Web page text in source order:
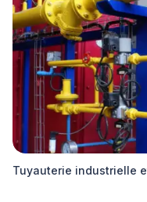
Tuyauterie industrielle